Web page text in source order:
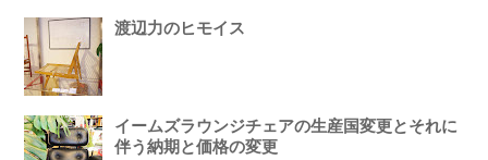
渡辺力のヒモイス
イームズラウンジチェアの生産国変更とそれに
伴う納期と価格の変更